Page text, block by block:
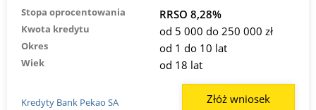
Stopa oprocentowania RRSO 8,28%
Kwota kredytu od 5 000 do 250 000 zł
Okres od 1 do 10 lat
Wiek od 18 lat
Kredyty Bank Pekao SA Złóż wniosek